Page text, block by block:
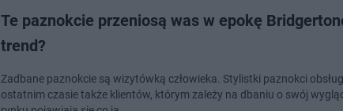
Te paznokcie przeniosą was w epokę
trend?
Zadbane paznokcie są wizytówką człowieka. Stylistki paznokci
ostatnim czasie także klientów, którym zależy na dbaniu o swój